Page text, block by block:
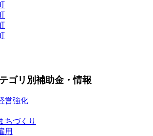
ゴリ別補助金・情報
営強化
ちづくり
用